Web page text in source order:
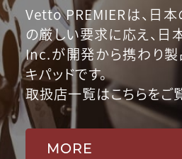
Vetto PREMIERは、日
の厳しい要求に応え、日
Inc.が開発から携わり
キパッドです。
取扱店一覧はこちらをご
MORE